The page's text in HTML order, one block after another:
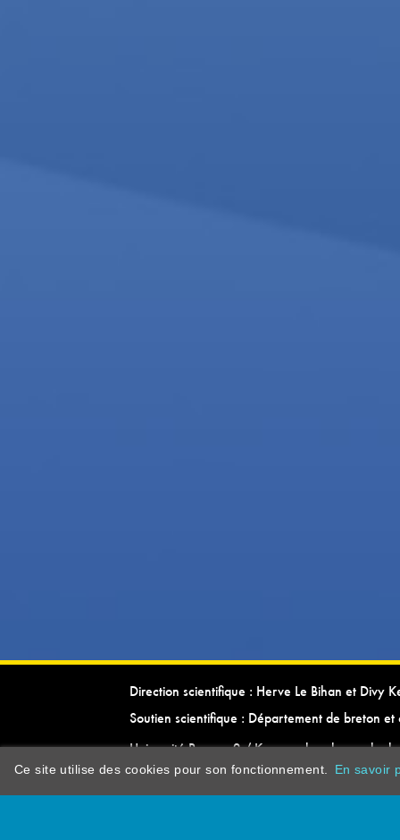
Direction scientifique : Herve Le Bihan et Divy
Soutien scientifique : Département de breton et
Université Rennes 2 / Kevrenn brezhoneg ha
Ce site utilise des cookies pour son fonctionnement. En savoir